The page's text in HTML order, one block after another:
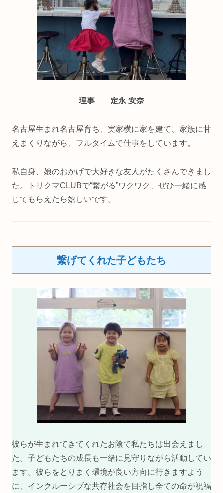
理事 定永 安奈
名古屋生まれ名古屋育ち、実家横に家を建て、家族に甘
えまくりながら、フルタイムで仕事をしています。
私自身、娘のおかげで大好きな友人がたくさんできまし
た。トリクマCLUBで“繋がる”ワクワク、ぜひ一緒に感
じてもらえたら嬉しいです。
繋げてくれた子どもたち
彼らが生まれてきてくれたお陰で私たちは出会えまし
た。子どもたちの成長も一緒に見守りながら活動してい
ます。彼らをとりまく環境が良い方向に行きますよう
に、インクルーシブな共存社会を目指し全ての命が祝福